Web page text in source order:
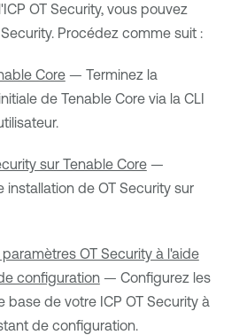
OT Security, vous pouvez
. Procédez comme suit :
Core— Terminez la
de Tenable Corevia la CLI
sur Tenable Core—
installation de OT Securitysur
OT Security à l'aide
configuration— Configurez les
base de votre ICP OT Securityà
de configuration.